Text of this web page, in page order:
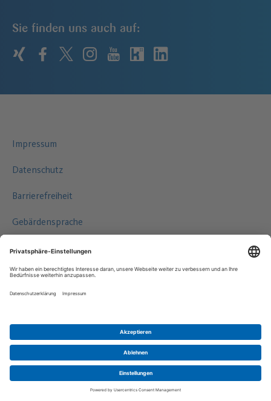
Sie finden uns auch auf:
xingfacebook
twitter
instagram
youtube
kununulinkedin
Impressum
Datenschutz
Barrierefreiheit
Gebärdensprache
Leichte Sprache
©2026 HAMBURG WASSER